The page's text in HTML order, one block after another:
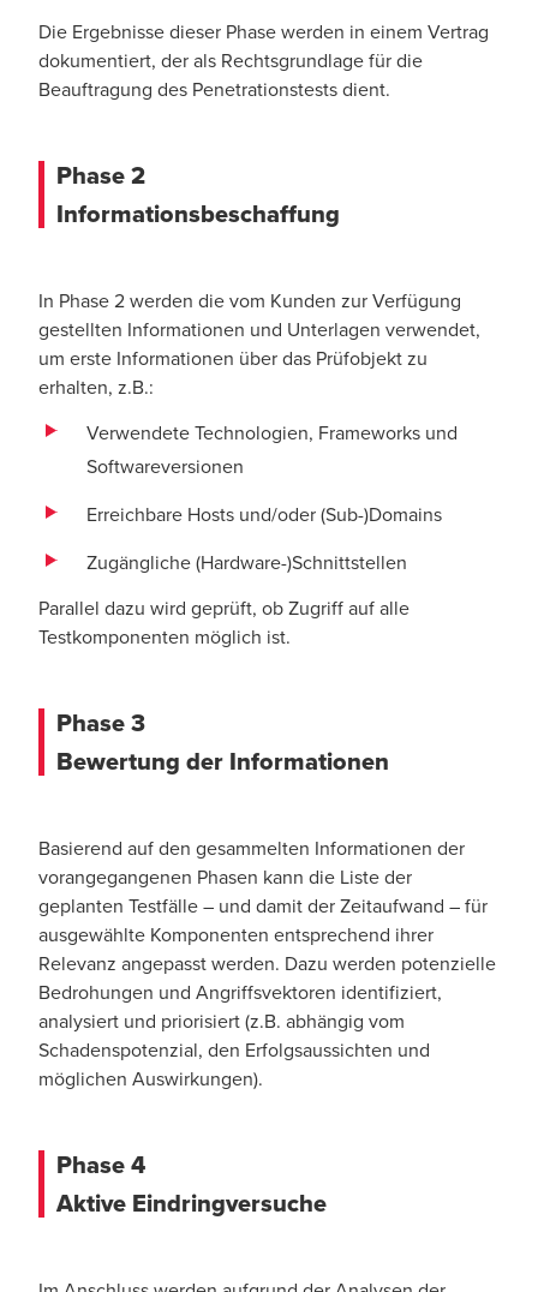
Die Ergebnisse dieser Phase werden in einem Vertrag
dokumentiert, der als Rechtsgrundlage für die
Beauftragung des Penetrationstests dient.
Phase 2
Informationsbeschaffung
In Phase 2 werden die vom Kunden zur Verfügung
gestellten Informationen und Unterlagen verwendet,
um erste Informationen über das Prüfobjekt zu
erhalten, z.B.:
Verwendete Technologien, Frameworks und
Softwareversionen
Erreichbare Hosts und/oder (Sub-)Domains
Zugängliche (Hardware-)Schnittstellen
Parallel dazu wird geprüft, ob Zugriff auf alle
Testkomponenten möglich ist.
Phase 3
Bewertung der Informationen
Basierend auf den gesammelten Informationen der
vorangegangenen Phasen kann die Liste der
geplanten Testfälle – und damit der Zeitaufwand – für
ausgewählte Komponenten entsprechend ihrer
Relevanz angepasst werden. Dazu werden potenzielle
Bedrohungen und Angriffsvektoren identifiziert,
analysiert und priorisiert (z.B. abhängig vom
Schadenspotenzial, den Erfolgsaussichten und
möglichen Auswirkungen).
Phase 4
Aktive Eindringversuche